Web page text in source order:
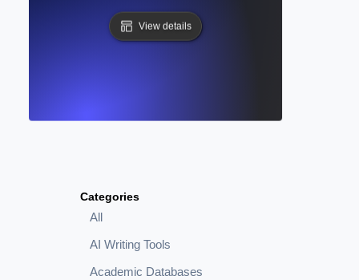
Categories
All
AI Writing Tools
Academic Databases
View details